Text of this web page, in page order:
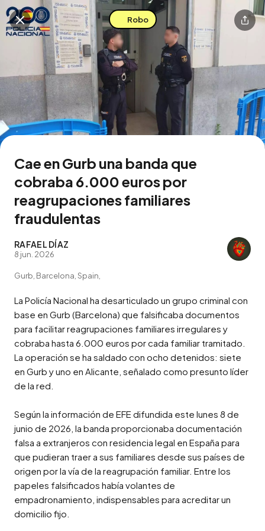
Descarga la app
Buscar en esta zona
Robo
Cae en Gurb una banda que
cobraba 6.000 euros por
reagrupaciones familiares
fraudulentas
RAFAEL DÍAZ
8 jun. 2026
Gurb, Barcelona, Spain,
La Policía Nacional ha desarticulado un grupo criminal con
base en Gurb (Barcelona) que falsificaba documentos
para facilitar reagrupaciones familiares irregulares y
cobraba hasta 6.000 euros por cada familiar tramitado.
La operación se ha saldado con ocho detenidos: siete
en Gurb y uno en Alicante, señalado como presunto líder
de la red.
Según la información de EFE difundida este lunes 8 de
junio de 2026, la banda proporcionaba documentación
falsa a extranjeros con residencia legal en España para
que pudieran traer a sus familiares desde sus países de
origen por la vía de la reagrupación familiar. Entre los
papeles falsificados había volantes de
empadronamiento, indispensables para acreditar un
domicilio fijo.